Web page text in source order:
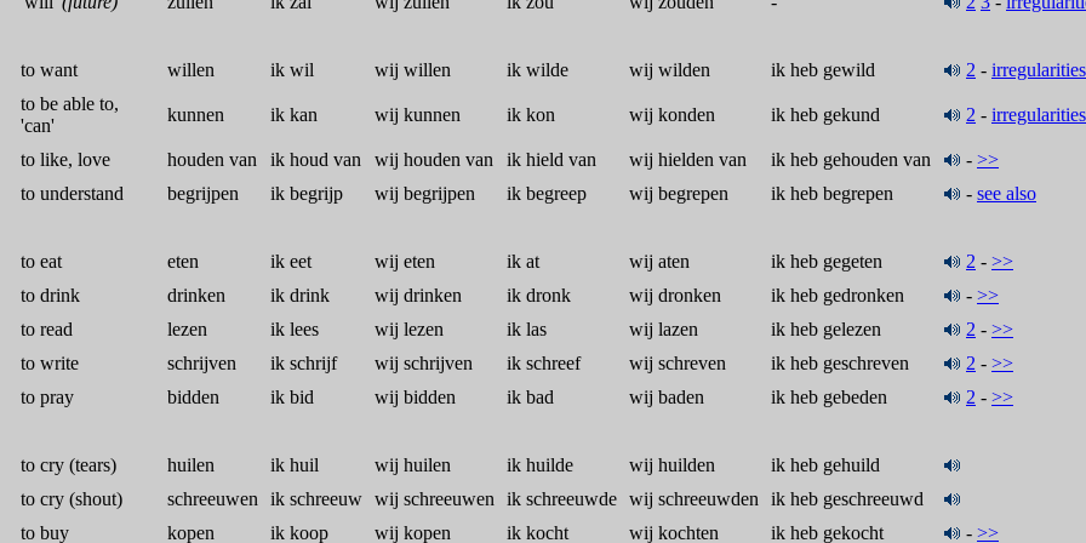
to want willen ik wil wij willen ik wilde wij wilden ik heb gewild 2 - irregularities
to be able to,
'can'
kunnen ik kan wij kunnen ik kon wij konden ik heb gekund 2 - irregularities
to like, love houden van ik houd van wij houden van ik hield van wij hielden van ik heb gehouden van - >>
to understand
begrijpen ik begrijp wij begrijpen ik begreep wij begrepen ik heb begrepen - see also
to eat eten ik eet wij eten ik at wij aten ik heb gegeten 2 - >>
to drink
drinken ik drink wij drinken ik dronk wij dronken ik heb gedronken - >>
to read
lezen ik lees wij lezen ik las wij lazen ik heb gelezen 2 - >>
to write
schrijven ik schrijf wij schrijven ik schreef wij schreven ik heb geschreven 2 - >>
to pray
bidden ik bid wij bidden ik bad wij baden ik heb gebeden 2 - >>
to cry (tears) huilen ik huil wij huilen ik huilde wij huilden
ik heb gehuild
to cry (shout)
schreeuwen ik schreeuw wij schreeuwen ik schreeuwde wij schreeuwden
ik heb geschreeuwd
to buy
kopen ik koop wij kopen ik kocht wij kochten ik heb gekocht - >>